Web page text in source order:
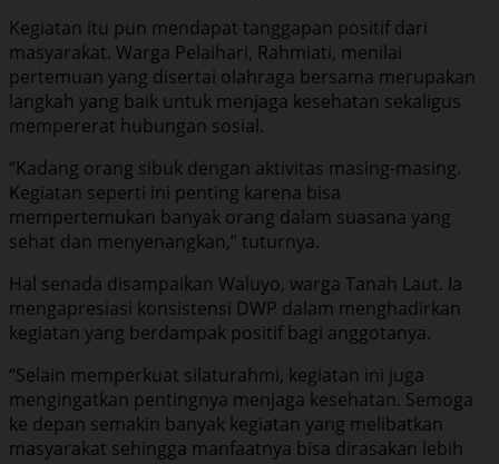
Kegiatan itu pun mendapat tanggapan positif dari
masyarakat. Warga Pelaihari, Rahmiati, menilai
pertemuan yang disertai olahraga bersama merupakan
langkah yang baik untuk menjaga kesehatan sekaligus
mempererat hubungan sosial.
“Kadang orang sibuk dengan aktivitas masing-masing.
Kegiatan seperti ini penting karena bisa
mempertemukan banyak orang dalam suasana yang
sehat dan menyenangkan,” tuturnya.
Hal senada disampaikan Waluyo, warga Tanah Laut. Ia
mengapresiasi konsistensi DWP dalam menghadirkan
kegiatan yang berdampak positif bagi anggotanya.
“Selain memperkuat silaturahmi, kegiatan ini juga
mengingatkan pentingnya menjaga kesehatan. Semoga
ke depan semakin banyak kegiatan yang melibatkan
masyarakat sehingga manfaatnya bisa dirasakan lebih